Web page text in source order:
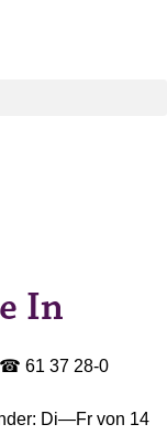
In
☎ 61 37 28-0
Di—Fr von 14